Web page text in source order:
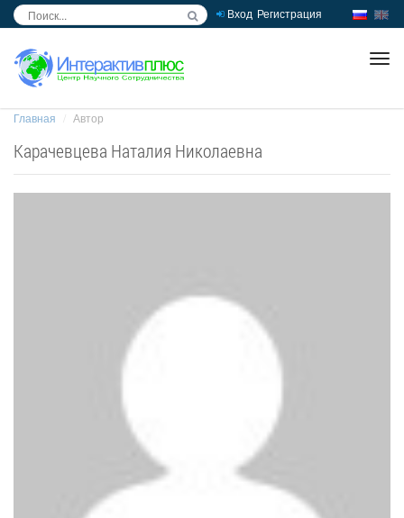
Вход Регистрация
Главная Автор
Карачевцева Наталия Николаевна